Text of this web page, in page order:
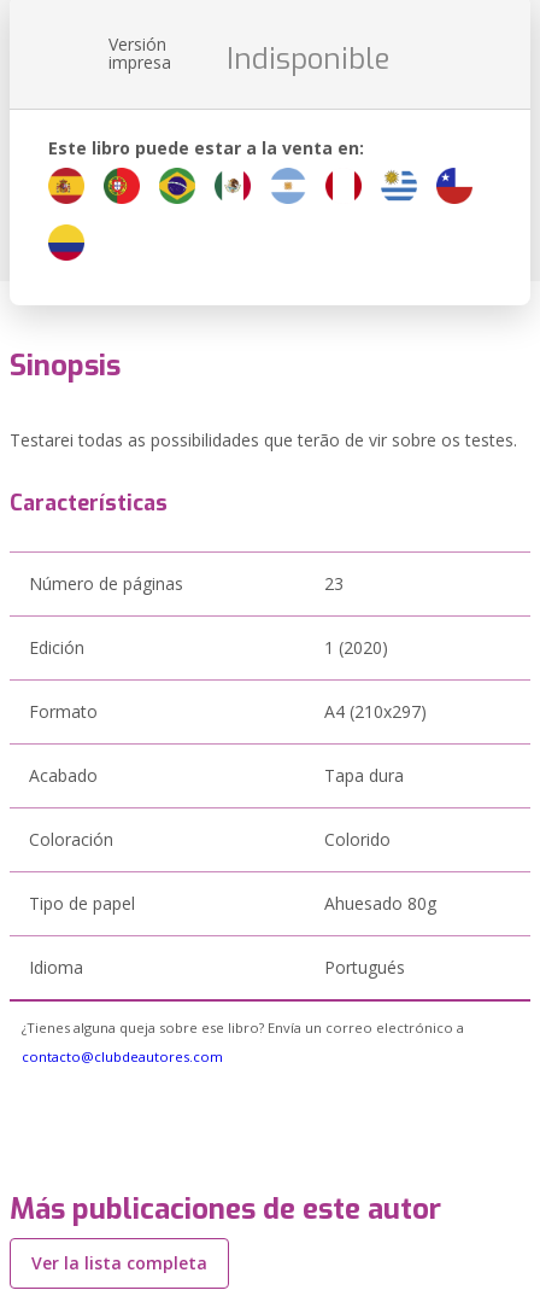
Versión
impresa Indisponible
Este libro puede estar a la venta en:
Sinopsis
Testarei todas as possibilidades que terão de vir sobre os testes.
Características
Número de páginas 23
Edición 1 (2020)
Formato A4 (210x297)
Acabado Tapa dura
Coloración Colorido
Tipo de papel Ahuesado 80g
Idioma Portugués
¿Tienes alguna queja sobre ese libro? Envía un correo electrónico a
contacto@clubdeautores.com
Más publicaciones de este autor
Ver la lista completa